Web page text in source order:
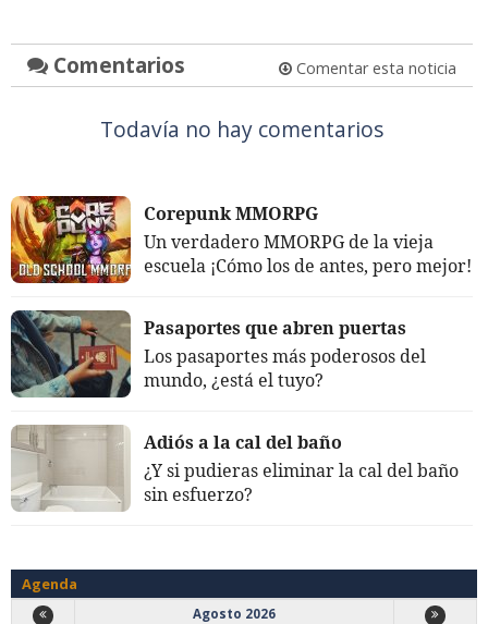
Comentarios Comentar esta noticia
Todavía no hay comentarios
Corepunk MMORPG
Un verdadero MMORPG de la vieja
escuela ¡Cómo los de antes, pero mejor!
Pasaportes que abren puertas
Los pasaportes más poderosos del
mundo, ¿está el tuyo?
Adiós a la cal del baño
¿Y si pudieras eliminar la cal del baño
sin esfuerzo?
Agenda
Agosto 2026